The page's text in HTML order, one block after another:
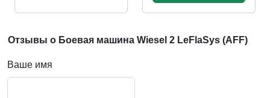
Отзывы о Боевая машина Wiesel 2 LeFlaSys (AFF)
Ваше имя